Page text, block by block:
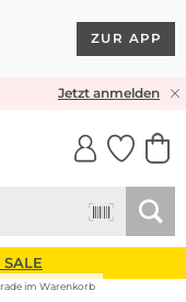
ZUR APP
Jetzt anmelden
im Warenkorb